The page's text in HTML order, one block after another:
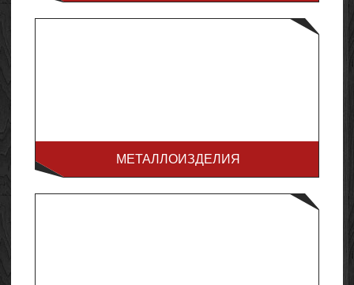
МЕТАЛЛОИЗДЕЛИЯ